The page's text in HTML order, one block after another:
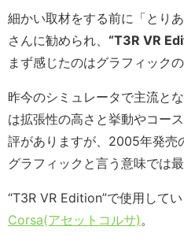
細かい取材をする前に「とり
さんに勧められ、 “T3R VR
まず感じたのはグラフィックの
昨今のシミュレータで主流と
は拡張性の高さと挙動やコー
評がありますが、2005年発売
グラフィックと言う意味では
“T3R VR Edition”で使用して
Corsa(アセットコルサ) 。